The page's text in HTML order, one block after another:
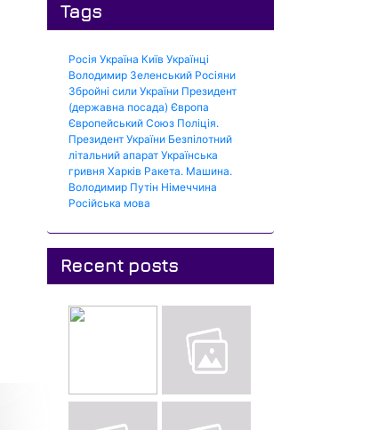
Tags
Росія Україна Київ Українці
Володимир Зеленський Росіяни
Збройні сили України Президент
(державна посада) Європа
Європейський Союз Поліція.
Президент України Безпілотний
літальний апарат Українська
гривня Харків Ракета. Машина.
Володимир Путін Німеччина
Російська мова
Recent posts